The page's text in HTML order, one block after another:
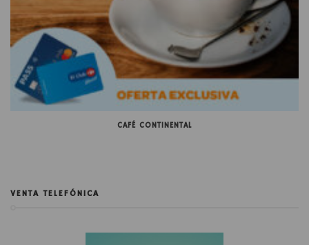
CAFÉ CONTINENTAL
VENTA TELEFÓNICA